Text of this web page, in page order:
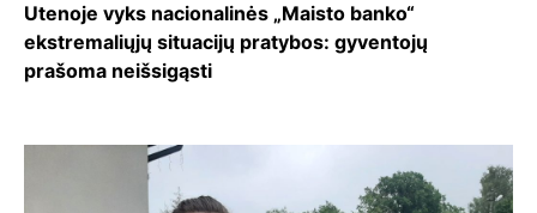
Utenoje vyks nacionalinės „Maisto banko“
ekstremaliųjų situacijų pratybos: gyventojų
prašoma neišsigąsti